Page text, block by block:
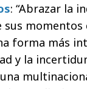
: “Abrazar la
momentos
forma más
y la